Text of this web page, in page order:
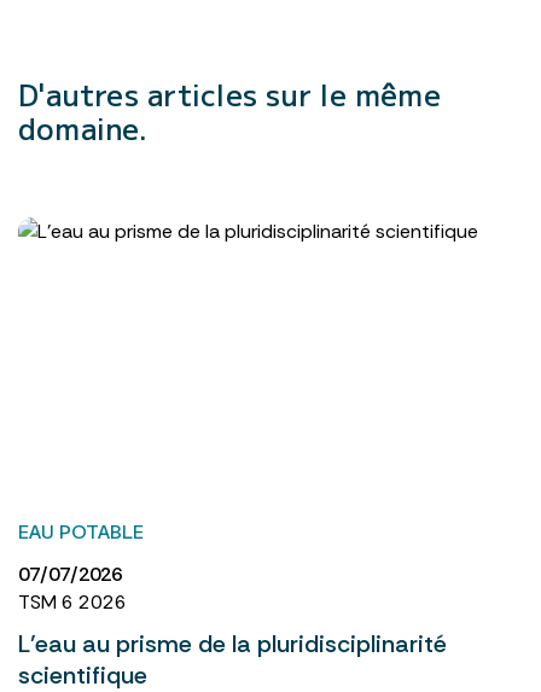
D'autres articles sur le même
domaine.
EAU POTABLE
07/07/2026
TSM 6 2026
L’eau au prisme de la pluridisciplinarité
scientifique